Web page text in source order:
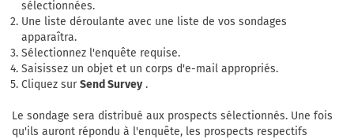
sélectionnées.
Une liste déroulante avec une liste de vos sondages
apparaîtra.
Sélectionnez l'enquête requise.
Saisissez un objet et un corps d'e-mail appropriés.
Cliquez surSend Survey.
Le sondage sera distribué aux prospects sélectionnés. Une fois
qu'ils auront répondu à l'enquête, les prospects respectifs